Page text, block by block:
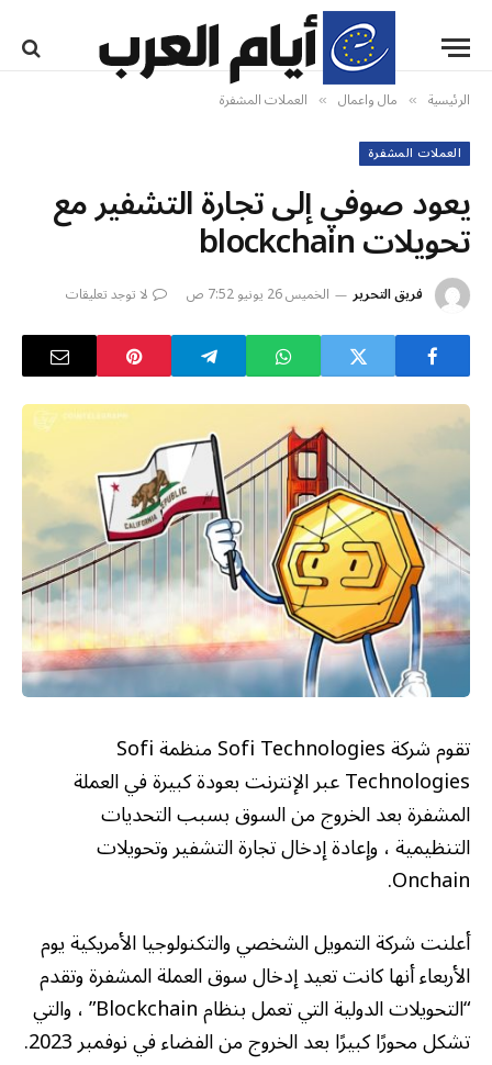
الرئيسية » مال واعمال » العملات المشفرة
العملات المشفرة
يعود صوفي إلى تجارة التشفير مع
تحويلات blockchain
فريق التحرير الخميس 26 يونيو 7:52 ص لا توجد تعليقات
تقوم شركة Sofi Technologies منظمة Sofi
Technologies عبر الإنترنت بعودة كبيرة في العملة
المشفرة بعد الخروج من السوق بسبب التحديات
التنظيمية ، وإعادة إدخال تجارة التشفير وتحويلات
Onchain.
أعلنت شركة التمويل الشخصي والتكنولوجيا الأمريكية يوم
الأربعاء أنها كانت تعيد إدخال سوق العملة المشفرة وتقدم
“التحويلات الدولية التي تعمل بنظام Blockchain” ، والتي
تشكل محورًا كبيرًا بعد الخروج من الفضاء في نوفمبر 2023.